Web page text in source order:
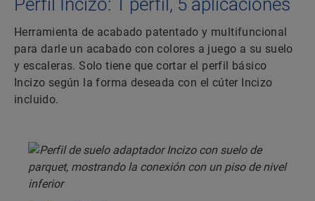
Perfil Incizo: 1 perfil, 5 aplicaciones
Herramienta de acabado patentado y multifuncional
para darle un acabado con colores a juego a su suelo
y escaleras. Solo tiene que cortar el perfil básico
Incizo según la forma deseada con el cúter Incizo
incluido.